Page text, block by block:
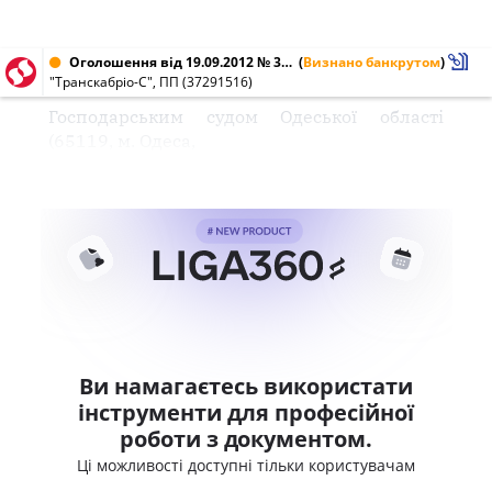
Оголошення від 19.09.2012 № 37291516 (Визнано банкрутом)
"Транскабріо-С", ПП (37291516)
Господарським судом Одеської області
Ви намагаєтесь використати
інструменти для професійної
роботи з документом.
Ці можливості доступні тільки користувачам